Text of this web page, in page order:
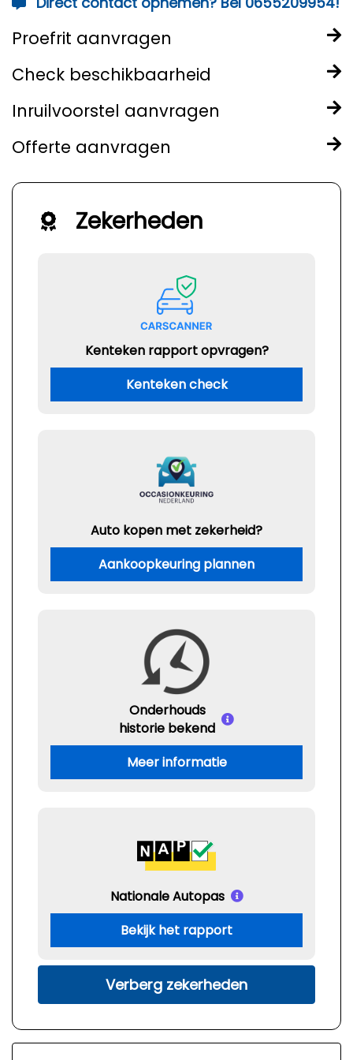
Proefrit aanvragen
Check beschikbaarheid
Inruilvoorstel aanvragen
Offerte aanvragen
Zekerheden
Kenteken rapport opvragen?
Kenteken check
Auto kopen met zekerheid?
Aankoopkeuring plannen
Onderhouds
historie bekend
Meer informatie
Nationale Autopas
Bekijk het rapport
Verberg zekerheden